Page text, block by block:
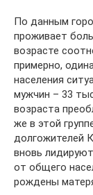
По данным
проживает
возрасте
примерно,
населения
мужчин – 33
возраста
же в этой
долгожителей
вновь
от общего
рождены